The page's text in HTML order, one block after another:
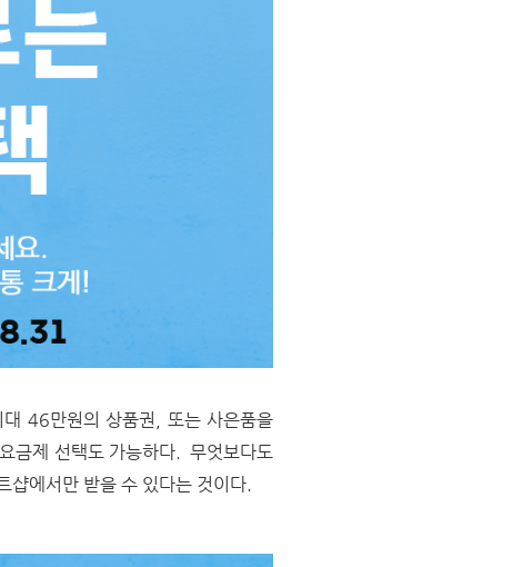
46만원의 상품권, 또는 사은품을
금제 선택도 가능하다. 무엇보다도
샵에서만 받을 수 있다는 것이다.